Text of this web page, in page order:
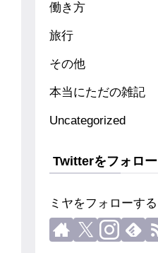
働き方
旅行
その他
本当にただの雑記
Uncategorized
Twitterをフォロー
ミヤをフォローする